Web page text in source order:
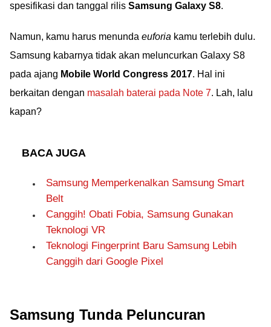
spesifikasi dan tanggal rilis Samsung Galaxy S8.
Namun, kamu harus menunda euforia kamu terlebih dulu.
Samsung kabarnya tidak akan meluncurkan Galaxy S8
pada ajang Mobile World Congress 2017. Hal ini
berkaitan dengan masalah baterai pada Note 7. Lah, lalu
kapan?
BACA JUGA
Samsung Memperkenalkan Samsung Smart
Belt
Canggih! Obati Fobia, Samsung Gunakan
Teknologi VR
Teknologi Fingerprint Baru Samsung Lebih
Canggih dari Google Pixel
Samsung Tunda Peluncuran